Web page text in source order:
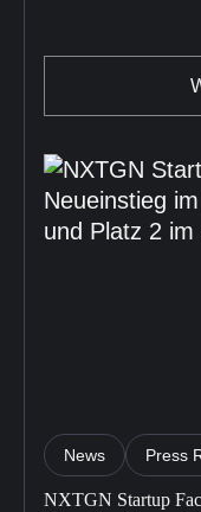
News Press
NXTGN Startup